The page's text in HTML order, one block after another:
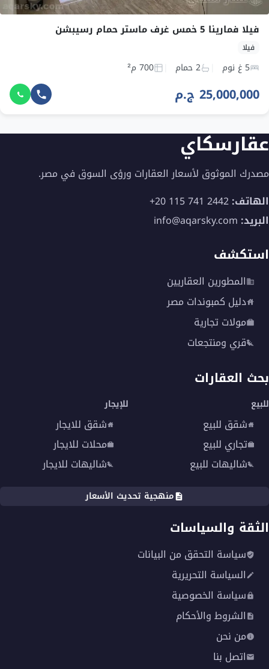
فيلا فمارينا 5 خمس غرف ماستر حمام رسيبشن
فيلا
5 غ نوم 2 حمام 700 م²
25,000,000 ج.م
عقارسكاي
مصدرك الموثوق لأسعار العقارات ورؤى السوق في مصر.
الهاتف:+20 115 741 2442
البريد: info@aqarsky.com
استكشف
المطورين العقاريين
دليل كمبوندات مصر
مولات تجارية
قري ومنتجعات
بحث العقارات
للبيع
شقق للبيع
تجاري للبيع
شاليهات للبيع
للإيجار
شقق للايجار
محلات للايجار
شاليهات للايجار
منهجية تحديث الأسعار
الثقة والسياسات
سياسة التحقق من البيانات
السياسة التحريرية
سياسة الخصوصية
الشروط والأحكام
من نحن
اتصل بنا